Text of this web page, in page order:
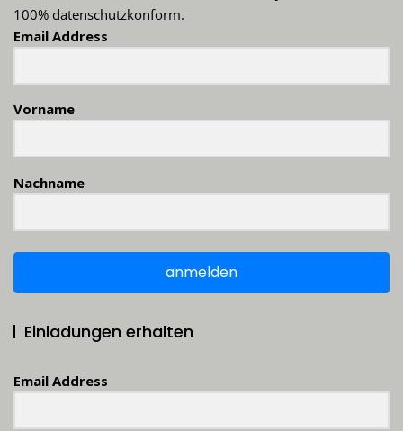
100% datenschutzkonform.
Email Address
Vorname
Nachname
anmelden
Einladungen erhalten
Email Address